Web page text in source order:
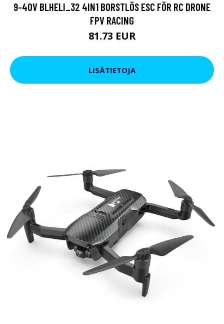
9-40V BLHELI_32 4IN1 BORSTLÖS ESC FÖR RC DRONE
FPV RACING
81.73 EUR
LISÄTIETOJA